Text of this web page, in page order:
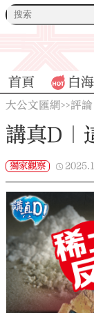
首頁 白
大公文匯網>>評論
講真D｜
獨家觀察